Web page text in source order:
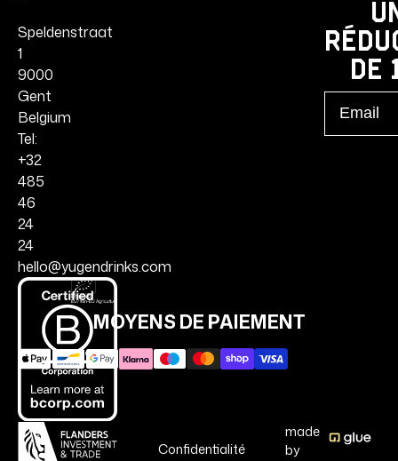
Speldenstraat
1
9000
Gent
Belgium
Tel:
+32
485
46
24
24
hello@yugendrinks.com
de
MOYENS DE PAIEMENT
Confidentialité
made
by